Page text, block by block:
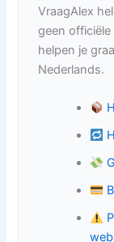
VraagAlex
geen
helpen je
Nederlands.